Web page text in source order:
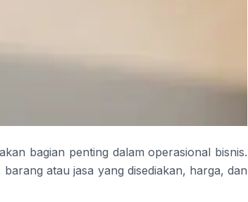
bagian penting dalam operasional bisnis.
atau jasa yang disediakan, harga, dan